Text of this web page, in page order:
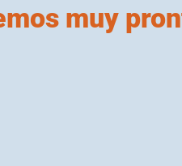
muy